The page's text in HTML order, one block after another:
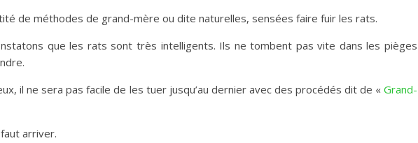
de méthodes de grand-mère ou dite naturelles, sensées faire fuir les rats.
que les rats sont très intelligents. Ils ne tombent pas vite dans les pièges
il ne sera pas facile de les tuer jusqu’au dernier avec des procédés dit de « Grand-
faut arriver.